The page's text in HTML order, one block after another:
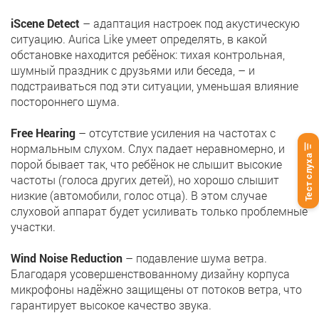
Тест слуха
iScene Detect – адаптация настроек под акустическую
ситуацию. Aurica Like умеет определять, в какой
обстановке находится ребёнок: тихая контрольная,
шумный праздник с друзьями или беседа, – и
подстраиваться под эти ситуации, уменьшая влияние
постороннего шума.
Free Hearing – отсутствие усиления на частотах с
нормальным слухом. Слух падает неравномерно, и
порой бывает так, что ребёнок не слышит высокие
частоты (голоса других детей), но хорошо слышит
низкие (автомобили, голос отца). В этом случае
слуховой аппарат будет усиливать только проблемные
участки.
Wind Noise Reduction – подавление шума ветра.
Благодаря усовершенствованному дизайну корпуса
микрофоны надёжно защищены от потоков ветра, что
гарантирует высокое качество звука.